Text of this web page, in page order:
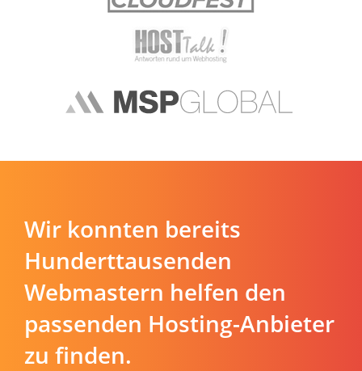
Wir konnten bereits
Hunderttausenden
Webmastern helfen den
passenden Hosting-Anbieter
zu finden.